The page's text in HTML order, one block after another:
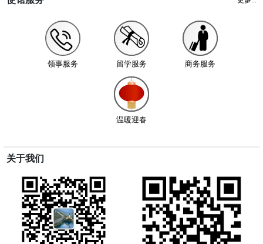
领事服务 留学服务 商务服务
温暖迎春
关于我们